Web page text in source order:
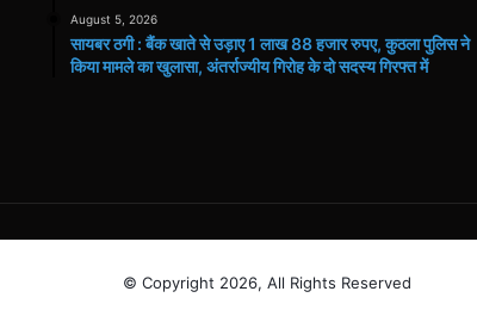
August 5, 2026
सायबर ठगी : बैंक खाते से उड़ाए 1 लाख 88 हजार रुपए, कुठला पुलिस ने
किया मामले का खुलासा, अंतर्राज्यीय गिरोह के दो सदस्य गिरफ्त में
© Copyright 2026, All Rights Reserved